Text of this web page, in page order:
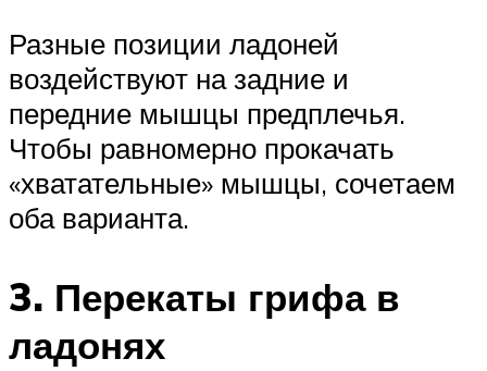
Разные позиции ладоней
воздействуют на задние и
передние мышцы предплечья.
Чтобы равномерно прокачать
«хватательные» мышцы, сочетаем
оба варианта.
3. Перекаты грифа в
ладонях